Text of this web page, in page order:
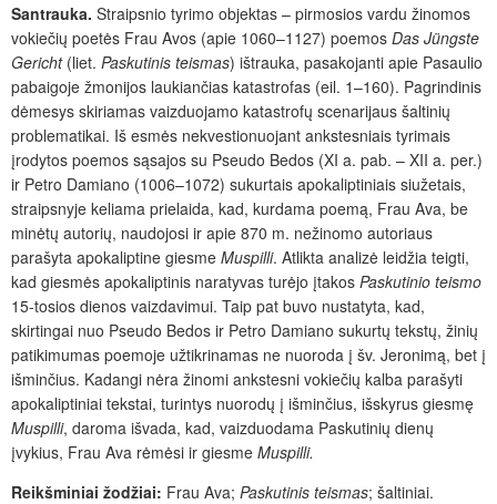
Santrauka. Straipsnio tyrimo objektas – pirmosios vardu žinomos
vokiečių poetės Frau Avos (apie 1060–1127) poemos Das Jüngste
Gericht(liet. Paskutinis teismas) ištrauka, pasakojanti apie Pasaulio
pabaigoje žmonijos laukiančias katastrofas (eil. 1–160). Pagrindinis
dėmesys skiriamas vaizduojamo katastrofų scenarijaus šaltinių
problematikai. Iš esmės nekvestionuojant ankstesniais tyrimais
įrodytos poemos sąsajos su Pseudo Bedos (XI a. pab. – XII a. per.)
ir Petro Damiano (1006–1072) sukurtais apokaliptiniais siužetais,
straipsnyje keliama prielaida, kad, kurdama poemą, Frau Ava, be
minėtų autorių, naudojosi ir apie 870 m. nežinomo autoriaus
parašyta apokaliptine giesme Muspilli. Atlikta analizė leidžia teigti,
kad giesmės apokaliptinis naratyvas turėjo įtakos Paskutinio teismo
15-tosios dienos vaizdavimui. Taip pat buvo nustatyta, kad,
skirtingai nuo Pseudo Bedos ir Petro Damiano sukurtų tekstų, žinių
patikimumas poemoje užtikrinamas ne nuoroda į šv. Jeronimą, bet į
išminčius. Kadangi nėra žinomi ankstesni vokiečių kalba parašyti
apokaliptiniai tekstai, turintys nuorodų į išminčius, išskyrus giesmę
Muspilli, daroma išvada, kad, vaizduodama Paskutinių dienų
įvykius, Frau Ava rėmėsi ir giesme Muspilli.
Reikšminiai žodžiai: Frau Ava; Paskutinis teismas; šaltiniai.